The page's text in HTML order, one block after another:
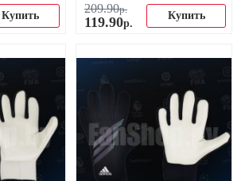
Купить
209.90р.
119.90р.
Купить